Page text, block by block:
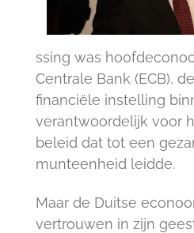
ssing was
Centrale Bank (ECB),
financiële instelling
verantwoordelijk voor
beleid dat tot een
munteenheid leidde.
Maar de Duitse
vertrouwen in zijn